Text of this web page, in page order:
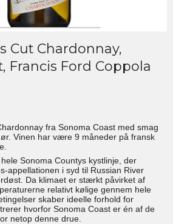
Cut Chardonnay,
Francis Ford Coppola
fra Sonoma Coast med smag
Vinen har være 9 måneder på fransk
Sonoma Countys kystlinje, der
appellationen i syd til Russian River
Da klimaet er stærkt påvirket af
relativt kølige gennem hele
skaber ideelle forhold for
hvorfor Sonoma Coast er én af de
netop denne drue.